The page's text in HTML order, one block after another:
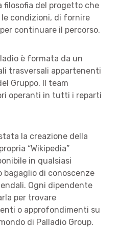
filosofia del progetto che
le condizioni, di fornire
continuare il percorso.
è formata da un
trasversali appartenenti
Gruppo. Il team
operanti in tutti i reparti
la creazione della
“Wikipedia”
in qualsiasi
bagaglio di conoscenze
Ogni dipendente
per trovare
o approfondimenti su
di Palladio Group.